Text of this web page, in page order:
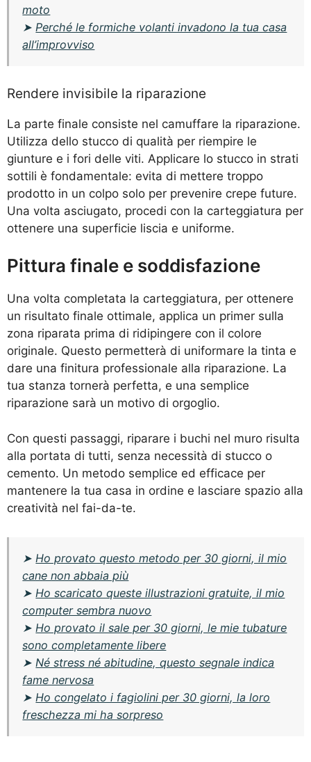
moto
➤Perché le formiche volanti invadono la tua casa
all’improvviso
Rendere invisibile la riparazione
La parte finale consiste nel camuffare la riparazione.
Utilizza dello stucco di qualità per riempire le
giunture e i fori delle viti. Applicare lo stucco in strati
sottili è fondamentale: evita di mettere troppo
prodotto in un colpo solo per prevenire crepe future.
Una volta asciugato, procedi con la carteggiatura per
ottenere una superficie liscia e uniforme.
Pittura finale e soddisfazione
Una volta completata la carteggiatura, per ottenere
un risultato finale ottimale, applica un primer sulla
zona riparata prima di ridipingere con il colore
originale. Questo permetterà di uniformare la tinta e
dare una finitura professionale alla riparazione. La
tua stanza tornerà perfetta, e una semplice
riparazione sarà un motivo di orgoglio.
Con questi passaggi, riparare i buchi nel muro risulta
alla portata di tutti, senza necessità di stucco o
cemento. Un metodo semplice ed efficace per
mantenere la tua casa in ordine e lasciare spazio alla
creatività nel fai-da-te.
➤ Ho provato questo metodo per 30 giorni, il mio
cane non abbaia più
➤ Ho scaricato queste illustrazioni gratuite, il mio
computer sembra nuovo
➤ Ho provato il sale per 30 giorni, le mie tubature
sono completamente libere
➤ Né stress né abitudine, questo segnale indica
fame nervosa
➤ Ho congelato i fagiolini per 30 giorni, la loro
freschezza mi ha sorpreso